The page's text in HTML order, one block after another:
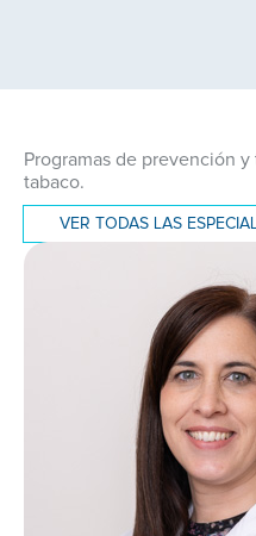
Programas de prevención
tabaco.
VER TODAS LAS